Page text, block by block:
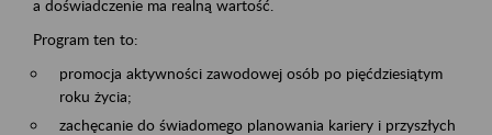
a doświadczenie ma realną wartość.
Program ten to:
promocja aktywności zawodowej osób po pięćdziesiątym
roku życia;
zachęcanie do świadomego planowania kariery i przyszłych